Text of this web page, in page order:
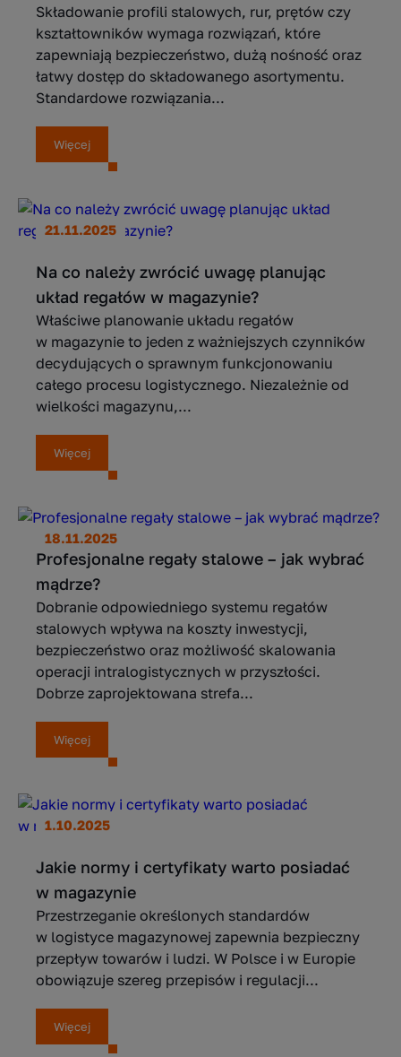
Składowanie profili stalowych, rur, prętów czy
kształtowników wymaga rozwiązań, które
zapewniają bezpieczeństwo, dużą nośność oraz
łatwy dostęp do składowanego asortymentu.
Standardowe rozwiązania...
Więcej
21.11.2025
Na co należy zwrócić uwagę planując
układ regałów w magazynie?
Właściwe planowanie układu regałów
w magazynie to jeden z ważniejszych czynników
decydujących o sprawnym funkcjonowaniu
całego procesu logistycznego. Niezależnie od
wielkości magazynu,...
Więcej
18.11.2025
Profesjonalne regały stalowe – jak wybrać
mądrze?
Dobranie odpowiedniego systemu regałów
stalowych wpływa na koszty inwestycji,
bezpieczeństwo oraz możliwość skalowania
operacji intralogistycznych w przyszłości.
Dobrze zaprojektowana strefa...
Więcej
1.10.2025
Jakie normy i certyfikaty warto posiadać
w magazynie
Przestrzeganie określonych standardów
w logistyce magazynowej zapewnia bezpieczny
przepływ towarów i ludzi. W Polsce i w Europie
obowiązuje szereg przepisów i regulacji...
Więcej